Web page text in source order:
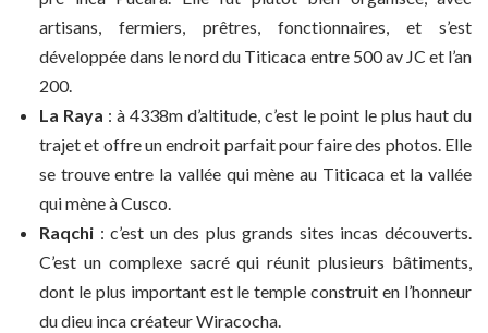
artisans, fermiers, prêtres, fonctionnaires, et s’est
développée dans le nord du Titicaca entre 500 av JC et l’an
200.
La Raya : à 4338m d’altitude, c’est le point le plus haut du
trajet et offre un endroit parfait pour faire des photos. Elle
se trouve entre la vallée qui mène au Titicaca et la vallée
qui mène à Cusco.
Raqchi : c’est un des plus grands sites incas découverts.
C’est un complexe sacré qui réunit plusieurs bâtiments,
dont le plus important est le temple construit en l’honneur
du dieu inca créateur Wiracocha.